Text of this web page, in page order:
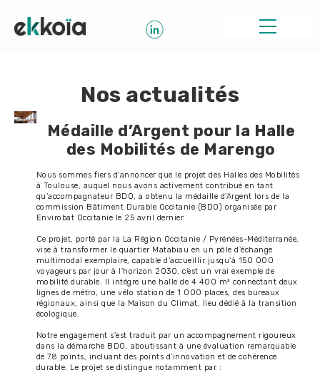
Nos actualités
Médaille d’Argent pour la Halle
des Mobilités de Marengo
Nous sommes fiers d'annoncer que le projet des Halles des Mobilités
à Toulouse, auquel nous avons activement contribué en tant
qu’accompagnateur BDO, a obtenu la médaille d'Argent lors de la
commission Bâtiment Durable Occitanie (BDO) organisée par
Envirobat Occitanie le 25 avril dernier.
Ce projet, porté par la La Région Occitanie / Pyrénées-Méditerranée,
vise à transformer le quartier Matabiau en un pôle d'échange
multimodal exemplaire, capable d'accueillir jusqu'à 150 000
voyageurs par jour à l'horizon 2030, c’est un vrai exemple de
mobilité durable. Il intègre une halle de 4 400 m² connectant deux
lignes de métro, une vélo station de 1 000 places, des bureaux
régionaux, ainsi que la Maison du Climat, lieu dédié à la transition
écologique.
Notre engagement s'est traduit par un accompagnement rigoureux
dans la démarche BDO, aboutissant à une évaluation remarquable
de 78 points, incluant des points d'innovation et de cohérence
durable. Le projet se distingue notamment par :